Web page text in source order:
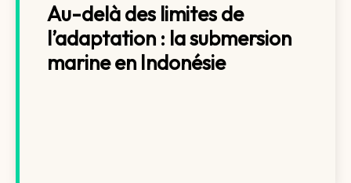
Au-delà des limites de
l’adaptation : la submersion
marine en Indonésie